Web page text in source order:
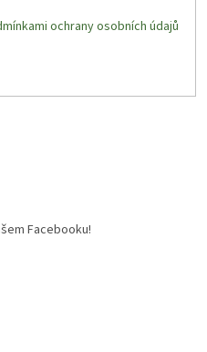
ochrany osobních údajů
Facebooku!